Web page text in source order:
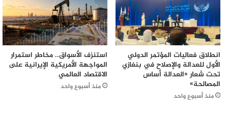
انطلاق فعاليات المؤتمر الدولي
الأول للعدالة والإصلاح في بنغازي
تحت شعار «العدالة أساس
المصالحة»
منذ أسبوع واحد
استنزف الأسواق.. مخاطر استمرار
المواجهة الأمريكية الإيرانية على
الاقتصاد العالمي
منذ أسبوع واحد